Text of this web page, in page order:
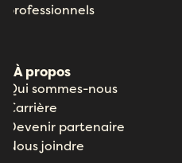
professionnels
À propos
Qui sommes-nous
Carrière
Devenir partenaire
Nous joindre